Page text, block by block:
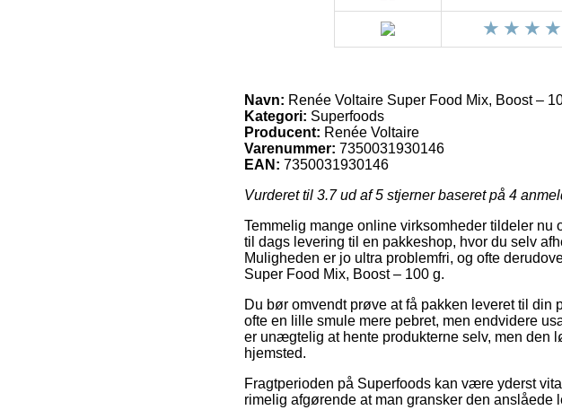
Navn: Renée Voltaire Super Food Mix, Boost –
Kategori: Superfoods
Producent: Renée Voltaire
Varenummer: 7350031930146
EAN: 7350031930146
Vurderet til 3.7ud af 5 stjerner baseret på 4
Temmelig mange online virksomheder tildeler
til dags levering til en pakkeshop, hvor du selv
Muligheden er jo ultra problemfri, og ofte
Super Food Mix, Boost – 100 g.
Du bør omvendt prøve at få pakken leveret til
ofte en lille smule mere pebret, men endvidere
er unægtelig at hente produkterne selv, men den
hjemsted.
Fragtperioden på Superfoods kan være yderst
rimelig afgørende at man gransker den anslåede